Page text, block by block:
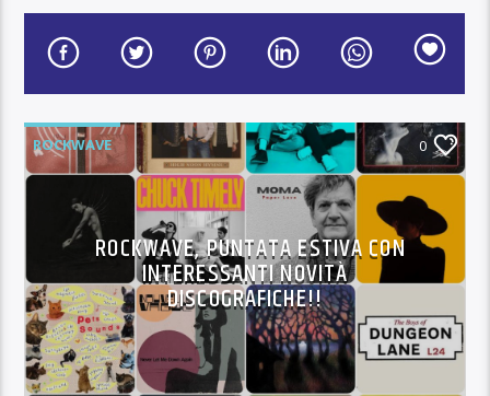
ROCKWAVE 0
ROCKWAVE, PUNTATA ESTIVA CON
INTERESSANTI NOVITÀ
DISCOGRAFICHE!!